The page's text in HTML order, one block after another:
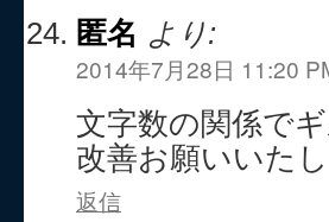
匿名 より:
2014年7月28日 11:20
文字数の関係で
改善お願いいたし
返信